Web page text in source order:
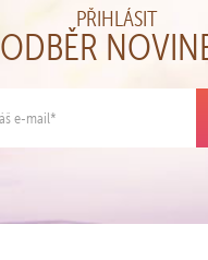
PŘIHLÁSIT
ODBĚR